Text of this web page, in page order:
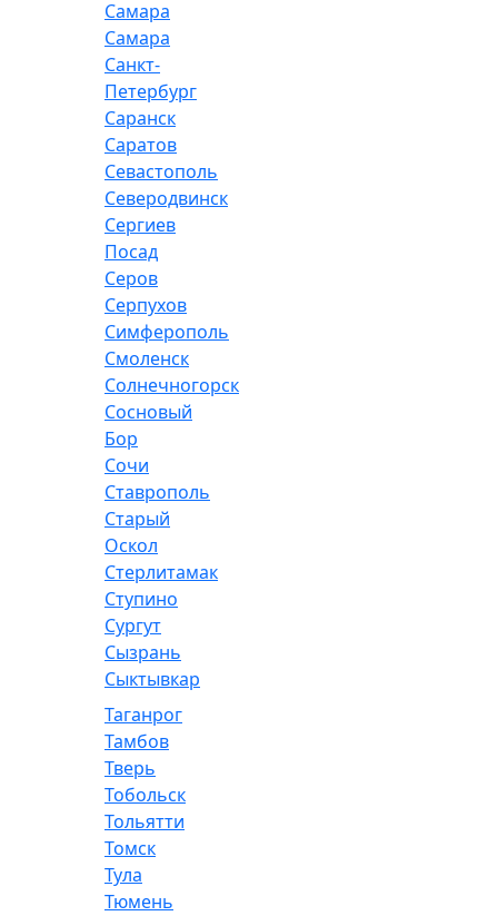
Самара
Самара
Санкт-
Петербург
Саранск
Саратов
Севастополь
Северодвинск
Сергиев
Посад
Серов
Серпухов
Симферополь
Смоленск
Солнечногорск
Сосновый
Бор
Сочи
Ставрополь
Старый
Оскол
Стерлитамак
Ступино
Сургут
Сызрань
Сыктывкар
Таганрог
Тамбов
Тверь
Тобольск
Тольятти
Томск
Тула
Тюмень